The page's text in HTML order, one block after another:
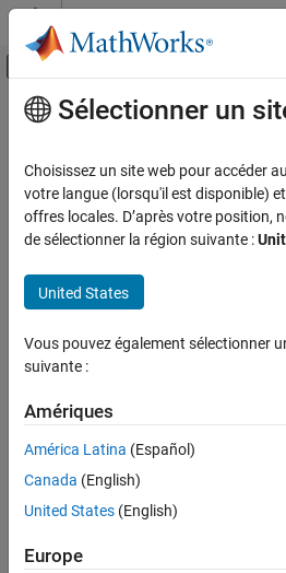
Passer au contenu
Activer/désactiver
Accueil de la documentation
Contenu principal
How useful was
Sélectionner un
Choisissez un site web pour accéder
votre langue (lorsqu'il est disponible)
offres locales. D’après votre position,
de sélectionner la région suivante :
United States
Vous pouvez également sélectionner
suivante :
Amériques
América Latina (Español)
Canada (English)
United States (English)
Europe